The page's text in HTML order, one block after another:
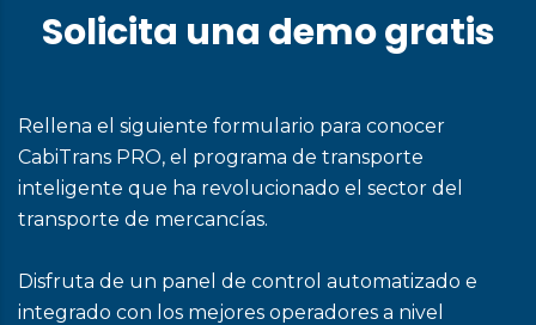
Solicita una demo gratis
Rellena el siguiente formulario para conocer
CabiTrans PRO, el programa de transporte
inteligente que ha revolucionado el sector del
transporte de mercancías.
Disfruta de un panel de control automatizado e
integrado con los mejores operadores a nivel